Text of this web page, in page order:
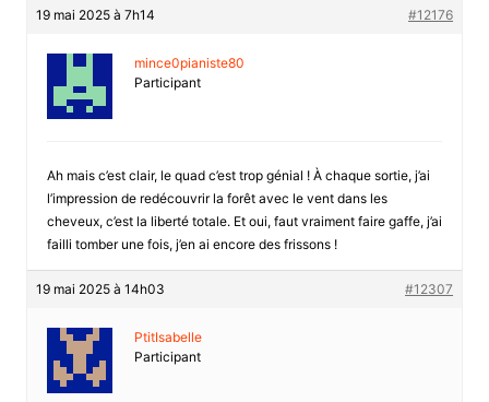
19 mai 2025 à 7h14 #12176
mince0pianiste80
Participant
Ah mais c’est clair, le quad c’est trop génial ! À chaque sortie, j’ai
l’impression de redécouvrir la forêt avec le vent dans les
cheveux, c’est la liberté totale. Et oui, faut vraiment faire gaffe, j’ai
failli tomber une fois, j’en ai encore des frissons !
19 mai 2025 à 14h03 #12307
PtitIsabelle
Participant